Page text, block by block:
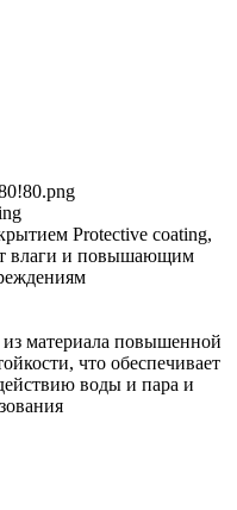
Protective coating,
влаги и повышающим
материала повышенной
что обеспечивает
воды и пара и